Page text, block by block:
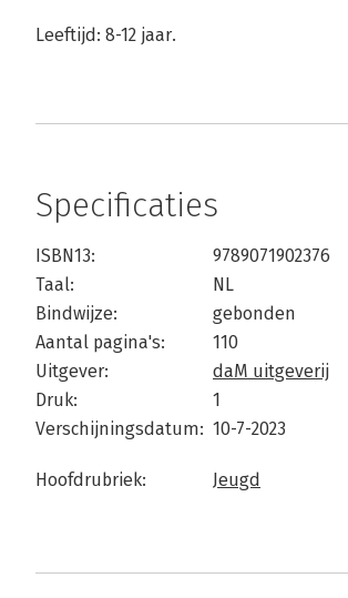
Leeftijd: 8-12 jaar.
Specificaties
ISBN13:
9789071902376
Taal:
NL
Bindwijze:
gebonden
Aantal pagina's:
110
Uitgever:
daM uitgeverij
Druk:
1
Verschijningsdatum: 10-7-2023
Hoofdrubriek: Jeugd